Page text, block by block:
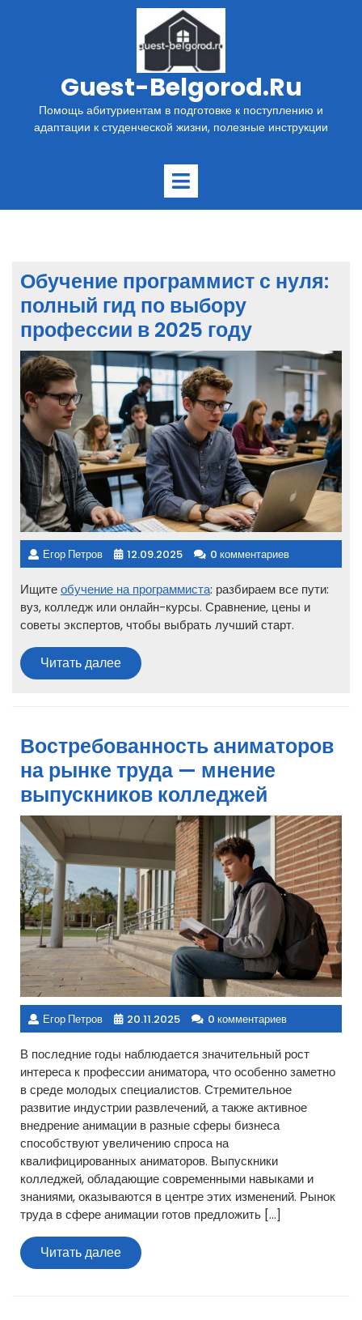
Guest-Belgorod.ru
Помощь абитуриентам в подготовке к поступлению и
адаптации к студенческой жизни, полезные инструкции
Открыть
Обучение программист с нуля:
полный гид по выбору
профессии в 2025 году
Егор Петров 12.09.2025 0 комментариев
Ищитеобучение на программиста: разбираем все пути:
вуз, колледж или онлайн-курсы. Сравнение, цены и
советы экспертов, чтобы выбрать лучший старт.
Читать далееЧитать
далее
Востребованность аниматоров
на рынке труда — мнение
выпускников колледжей
Егор Петров 20.11.2025 0 комментариев
В последние годы наблюдается значительный рост
интереса к профессии аниматора, что особенно заметно
в среде молодых специалистов. Стремительное
развитие индустрии развлечений, а также активное
внедрение анимации в разные сферы бизнеса
способствуют увеличению спроса на
квалифицированных аниматоров. Выпускники
колледжей, обладающие современными навыками и
знаниями, оказываются в центре этих изменений. Рынок
труда в сфере анимации готов предложить […]
Читать далееЧитать
далее